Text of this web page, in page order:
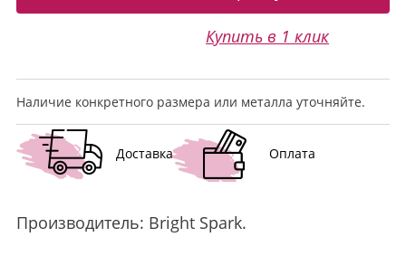
Купить в 1 клик
Наличие конкретного размера или металла уточняйте.
Доставка Оплата
Производитель: Bright Spark.